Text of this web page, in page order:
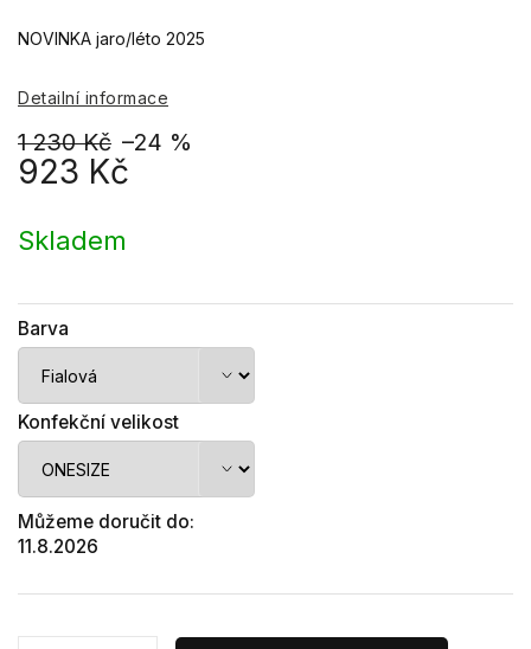
1 230 Kč –24 %
923 Kč
cena:
Skladem
Barva
Konfekční velikost
Můžeme doručit do:
11.8.2026
NOVINKA jaro/léto 2025
Detailní informace